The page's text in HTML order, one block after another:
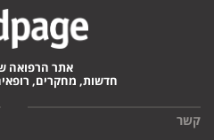
אתר הרפואה
חדשות, מחקרים,
קשר